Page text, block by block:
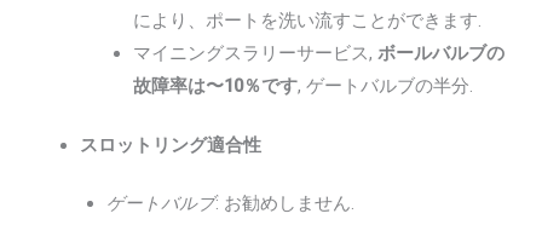
により、ポートを洗い流すことができます.
マイニングスラリーサービス, ボールバルブの
故障率は〜10％です, ゲートバルブの半分.
スロットリング適合性
ゲートバルブ: お勧めしません.